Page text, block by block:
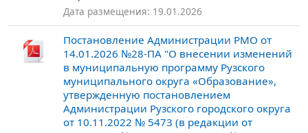
Дата размещения: 19.01.2026
Постановление Администрации РМО от
14.01.2026 №28-ПА "О внесении изменений
в муниципальную программу Рузского
муниципального округа «Образование»,
утвержденную постановлением
Администрации Рузского городского округа
от 10.11.2022 № 5473 (в редакции от